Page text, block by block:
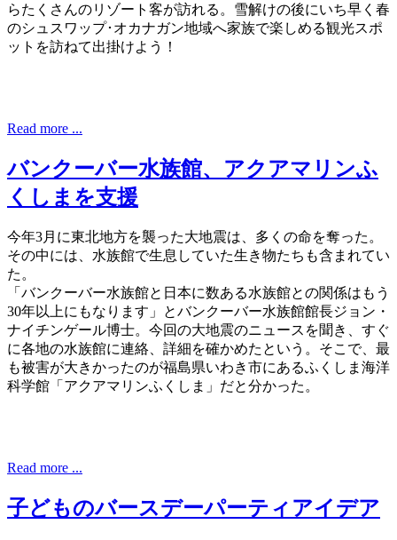
らたくさんのリゾート客が訪れる。雪解けの後にいち早く春
のシュスワップ･オカナガン地域へ家族で楽しめる観光スポ
ットを訪ねて出掛けよう！
Read more ...
バンクーバー水族館、アクアマリンふ
くしまを支援
今年3月に東北地方を襲った大地震は、多くの命を奪った。
その中には、水族館で生息していた生き物たちも含まれてい
た。
「バンクーバー水族館と日本に数ある水族館との関係はもう
30年以上にもなります」とバンクーバー水族館館長ジョン・
ナイチンゲール博士。今回の大地震のニュースを聞き、すぐ
に各地の水族館に連絡、詳細を確かめたという。そこで、最
も被害が大きかったのが福島県いわき市にあるふくしま海洋
科学館「アクアマリンふくしま」だと分かった。
Read more ...
子どものバースデーパーティアイデア